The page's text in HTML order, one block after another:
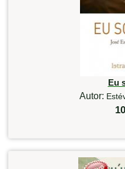
Eu
Autor: